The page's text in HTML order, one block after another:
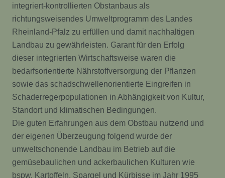
integriert-kontrollierten Obstanbaus als
richtungsweisendes Umweltprogramm des Landes
Rheinland-Pfalz zu erfüllen und damit nachhaltigen
Landbau zu gewährleisten. Garant für den Erfolg
dieser integrierten Wirtschaftsweise waren die
bedarfsorientierte Nährstoffversorgung der Pflanzen
sowie das schadschwellenorientierte Eingreifen in
Schaderregerpopulationen in Abhängigkeit von Kultur,
Standort und klimatischen Bedingungen.
Die guten Erfahrungen aus dem Obstbau nutzend und
der eigenen Überzeugung folgend wurde der
umweltschonende Landbau im Betrieb auf die
gemüsebaulichen und ackerbaulichen Kulturen wie
bspw. Kartoffeln, Spargel und Kürbisse im Jahr 1995